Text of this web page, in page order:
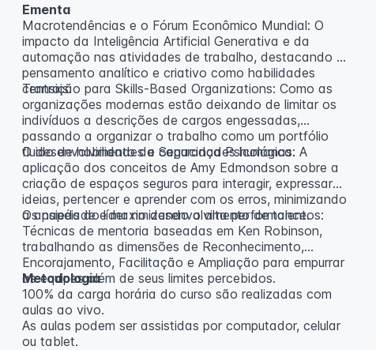
Ementa
Macrotendências e o Fórum Econômico Mundial: O
impacto da Inteligência Artificial Generativa e da
automação nas atividades de trabalho, destacando o
pensamento analítico e criativo como habilidades
centrais.
Transição para Skills-Based Organizations: Como as
organizações modernas estão deixando de limitar os
indivíduos a descrições de cargos engessadas,
passando a organizar o trabalho como um portfólio
fluido de habilidades e capacidades humanas.
O desenvolvimento da Segurança Psicológica: A
aplicação dos conceitos de Amy Edmondson sobre a
criação de espaços seguros para interagir, expressar
ideias, pertencer e aprender com os erros, minimizando
a ansiedade e maximizando a alta performance.
Os papéis do líder no desenvolvimento de talentos:
Técnicas de mentoria baseadas em Ken Robinson,
trabalhando as dimensões de Reconhecimento,
Encorajamento, Facilitação e Ampliação para empurrar
as equipes além de seus limites percebidos.
Metodologia
100% da carga horária do curso são realizadas com
aulas ao vivo.
As aulas podem ser assistidas por computador, celular
ou tablet.